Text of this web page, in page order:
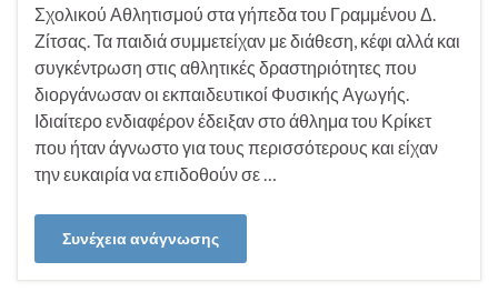
Σχολικού Αθλητισμού στα γήπεδα του Γραμμένου Δ.
Ζίτσας. Τα παιδιά συμμετείχαν με διάθεση, κέφι αλλά και
συγκέντρωση στις αθλητικές δραστηριότητες που
διοργάνωσαν οι εκπαιδευτικοί Φυσικής Αγωγής.
Ιδιαίτερο ενδιαφέρον έδειξαν στο άθλημα του Κρίκετ
που ήταν άγνωστο για τους περισσότερους και είχαν
την ευκαιρία να επιδοθούν σε …
Συνέχεια ανάγνωσης